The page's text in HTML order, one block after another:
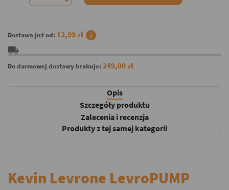
Dostawa już od: 13,99 zł info
local_shipping
Do darmowej dostawy brakuje:249,00 zł
Opis
Szczegóły produktu
Zalecenia i recenzja
Produkty z tej samej kategorii
Kevin Levrone LevroPUMP